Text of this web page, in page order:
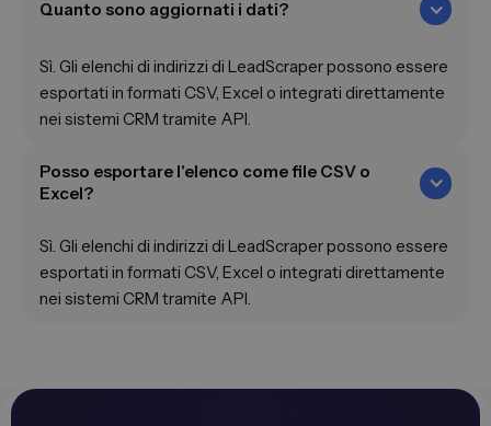
Quanto sono aggiornati i dati?
Sì. Gli elenchi di indirizzi di LeadScraper possono essere
esportati in formati CSV, Excel o integrati direttamente
nei sistemi CRM tramite API.
Posso esportare l'elenco come file CSV o
Excel?
Sì. Gli elenchi di indirizzi di LeadScraper possono essere
esportati in formati CSV, Excel o integrati direttamente
nei sistemi CRM tramite API.